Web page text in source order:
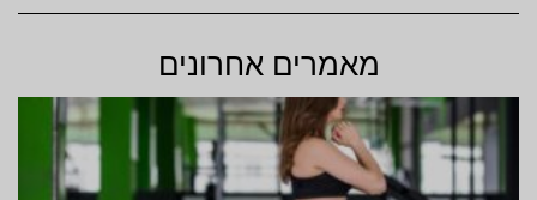
מאמרים אחרונים